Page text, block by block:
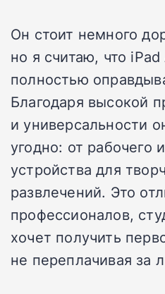
Он стоит немного
но я считаю, что
полностью
Благодаря высокой
и универсальности
угодно: от рабочего
устройства для
развлечений. Это
профессионалов,
хочет получить
не переплачивая за